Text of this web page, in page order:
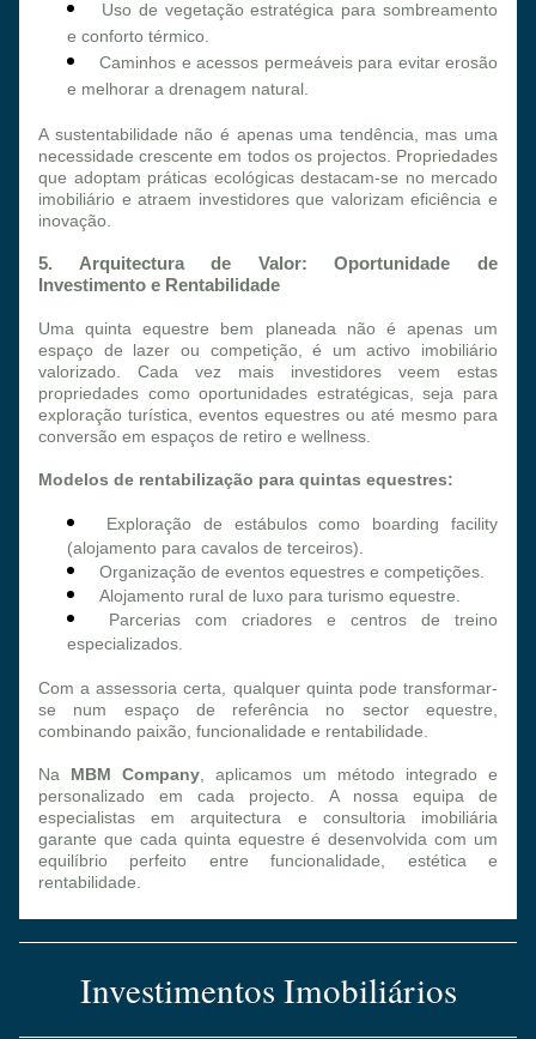
Uso de vegetação estratégica para sombreamento
e conforto térmico.
Caminhos e acessos permeáveis para evitar erosão
e melhorar a drenagem natural.
A sustentabilidade não é apenas uma tendência, mas uma
necessidade crescente em todos os projectos. Propriedades
que adoptam práticas ecológicas destacam-se no mercado
imobiliário e atraem investidores que valorizam eficiência e
inovação.
5. Arquitectura de Valor: Oportunidade de
Investimento e Rentabilidade
Uma quinta equestre bem planeada não é apenas um
espaço de lazer ou competição, é um activo imobiliário
valorizado. Cada vez mais investidores veem estas
propriedades como oportunidades estratégicas, seja para
exploração turística, eventos equestres ou até mesmo para
conversão em espaços de retiro e wellness.
Modelos de rentabilização para quintas equestres:
Exploração de estábulos como boarding facility
(alojamento para cavalos de terceiros).
Organização de eventos equestres e competições.
Alojamento rural de luxo para turismo equestre.
Parcerias com criadores e centros de treino
especializados.
Com a assessoria certa, qualquer quinta pode transformar-
se num espaço de referência no sector equestre,
combinando paixão, funcionalidade e rentabilidade.
Na MBM Company , aplicamos um método integrado e
personalizado em cada projecto. A nossa equipa de
especialistas em arquitectura e consultoria imobiliária
garante que cada quinta equestre é desenvolvida com um
equilíbrio perfeito entre funcionalidade, estética e
rentabilidade.
Investimentos Imobiliários